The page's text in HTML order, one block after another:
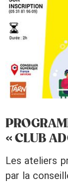
« CLUB
Les ateliers
par la